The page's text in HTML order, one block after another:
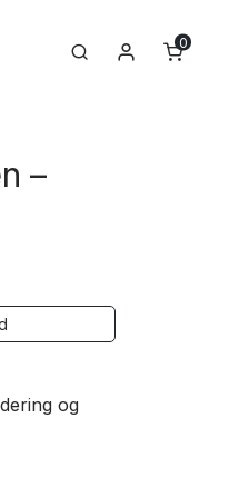
Search Min konto
0
–
og